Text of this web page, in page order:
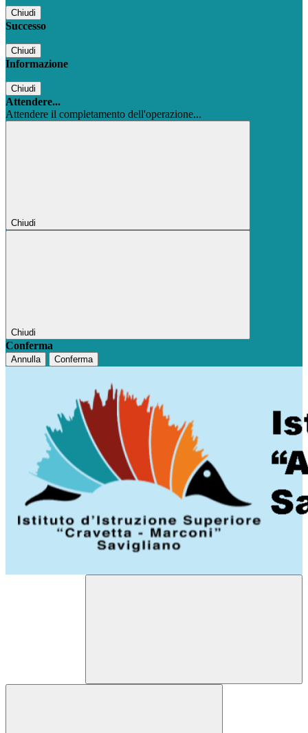
Chiudi
Successo
Chiudi
Informazione
Chiudi
Attendere...
Attendere il completamento dell'operazione...
Chiudi
Chiudi
Conferma
Annulla Conferma